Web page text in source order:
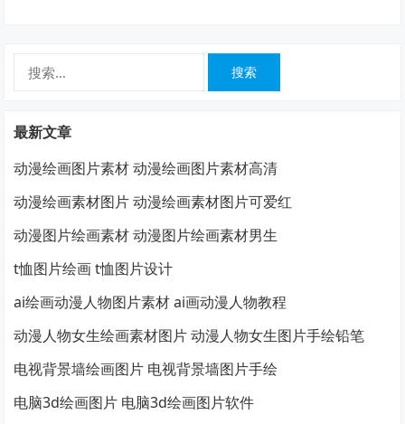
最新文章
动漫绘画图片素材 动漫绘画图片素材高清
动漫绘画素材图片 动漫绘画素材图片可爱红
动漫图片绘画素材 动漫图片绘画素材男生
t恤图片绘画 t恤图片设计
ai绘画动漫人物图片素材 ai画动漫人物教程
动漫人物女生绘画素材图片 动漫人物女生图片手绘铅笔
电视背景墙绘画图片 电视背景墙图片手绘
电脑3d绘画图片 电脑3d绘画图片软件